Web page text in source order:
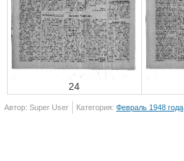
24
Автор: Super User Категория: Февраль 1948 года